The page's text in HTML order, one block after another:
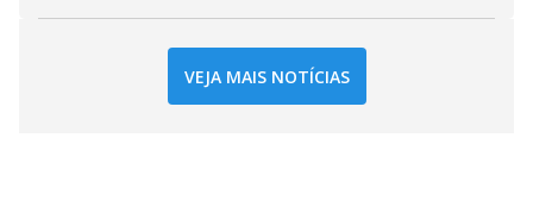
VEJA MAIS NOTÍCIAS